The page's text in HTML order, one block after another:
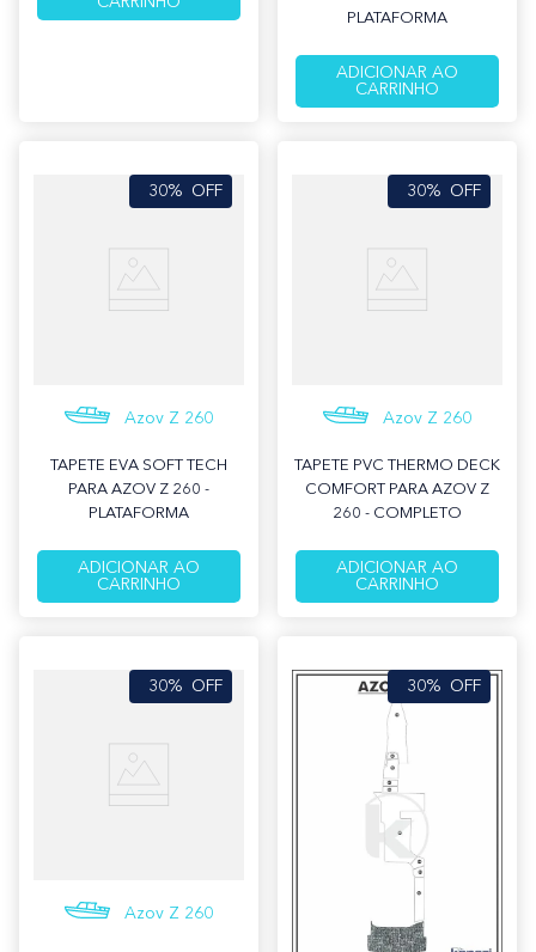
PLATAFORMA
ADICIONAR AO
CARRINHO
30% OFF
Azov Z 260
TAPETE EVA SOFT TECH
PARA AZOV Z 260 -
PLATAFORMA
ADICIONAR AO
CARRINHO
30% OFF
Azov Z 260
TAPETE PVC THERMO DECK
COMFORT PARA AZOV Z
260 - COMPLETO
ADICIONAR AO
CARRINHO
30% OFF
Azov Z 260
30% OFF